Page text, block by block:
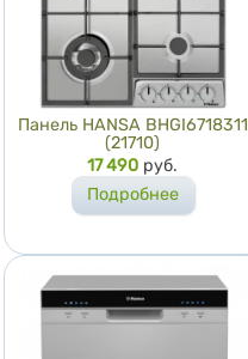
Панель HANSA BHGI6718311
(21710)
Цена
17 490 руб.
Подробнее